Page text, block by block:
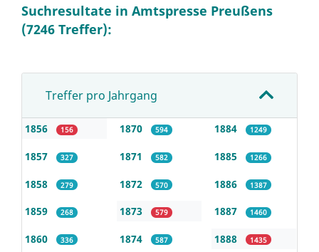
Suchresultate in Amtspresse Preußens
(7246 Treffer):
Treffer pro Jahrgang
1856 156
1857 327
1858 279
1859 268
1860 336
1870 594
1871 582
1872 570
1873 579
1874 587
1884 1249
1885 1266
1886 1387
1887 1460
1888 1435